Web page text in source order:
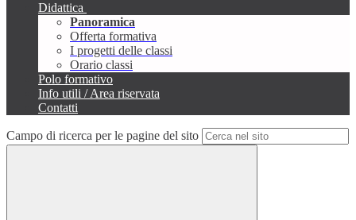
Didattica
Panoramica
Offerta formativa
I progetti delle classi
Orario classi
Polo formativo
Info utili / Area riservata
Contatti
Campo di ricerca per le pagine del sito